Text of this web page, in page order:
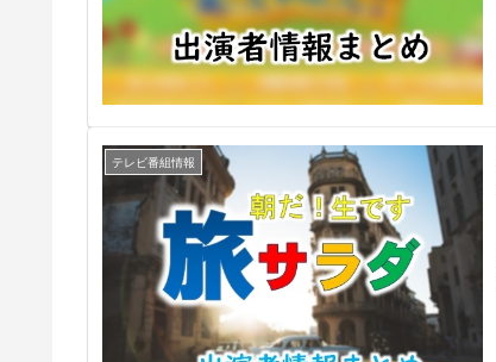
テレビ番組情報